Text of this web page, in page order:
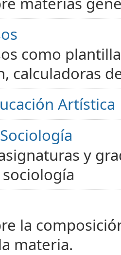
como
calculadoras
Artística
y
la
materia.